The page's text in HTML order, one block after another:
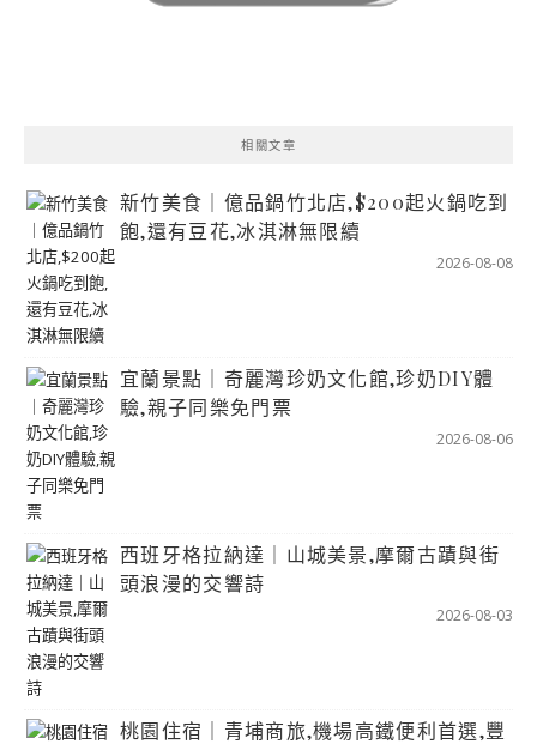
相關文章
新竹美食｜億品鍋竹北店,$200起火鍋吃到
飽,還有豆花,冰淇淋無限續
2026-08-08
宜蘭景點｜奇麗灣珍奶文化館,珍奶DIY體
驗,親子同樂免門票
2026-08-06
西班牙格拉納達｜山城美景,摩爾古蹟與街
頭浪漫的交響詩
2026-08-03
桃園住宿｜青埔商旅,機場高鐵便利首選,豐